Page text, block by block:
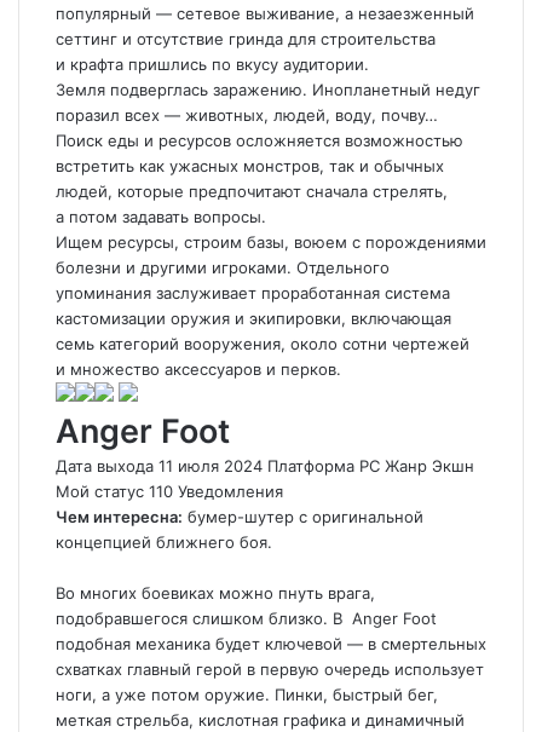
популярный — сетевое выживание, а незаезженный
сеттинг и отсутствие гринда для строительства
и крафта пришлись по вкусу аудитории.
Земля подверглась заражению. Инопланетный недуг
поразил всех — животных, людей, воду, почву…
Поиск еды и ресурсов осложняется возможностью
встретить как ужасных монстров, так и обычных
людей, которые предпочитают сначала стрелять,
а потом задавать вопросы.
Ищем ресурсы, строим базы, воюем с порождениями
болезни и другими игроками. Отдельного
упоминания заслуживает проработанная система
кастомизации оружия и экипировки, включающая
семь категорий вооружения, около сотни чертежей
и множество аксессуаров и перков.
Anger Foot
Дата выхода 11 июля 2024 Платформа PC Жанр Экшн
Мой статус 110 Уведомления
Чем интересна: бумер-шутер с оригинальной
концепцией ближнего боя.
Во многих боевиках можно пнуть врага,
подобравшегося слишком близко. В Anger Foot
подобная механика будет ключевой — в смертельных
схватках главный герой в первую очередь использует
ноги, а уже потом оружие. Пинки, быстрый бег,
меткая стрельба, кислотная графика и динамичный